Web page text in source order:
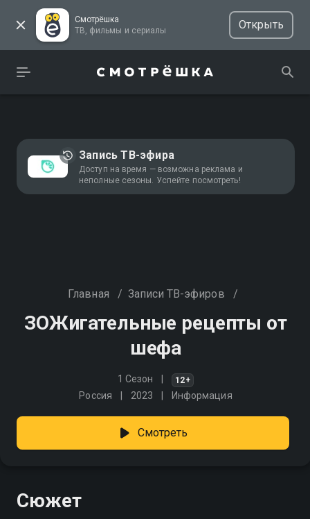
Смотрёшка
ТВ, фильмы и сериалы
Открыть
Запись ТВ-эфира
Доступ на время — возможна реклама и
неполные сезоны. Успейте посмотреть!
Главная / Записи ТВ-эфиров /
ЗОЖигательные рецепты от
шефа
1 Сезон 12+
Россия 2023 Информация
Смотреть
Сюжет